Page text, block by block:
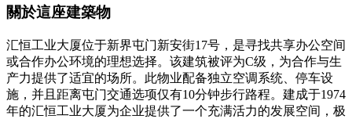
關於這座建築物
汇恒工业大厦位于新界屯门新安街17号，是寻找共享办公空间
或合作办公环境的理想选择。该建筑被评为C级，为合作与生
产力提供了适宜的场所。此物业配备独立空调系统、停车设
施，并且距离屯门交通选项仅有10分钟步行路程。建成于1974
年的汇恒工业大厦为企业提供了一个充满活力的发展空间，极